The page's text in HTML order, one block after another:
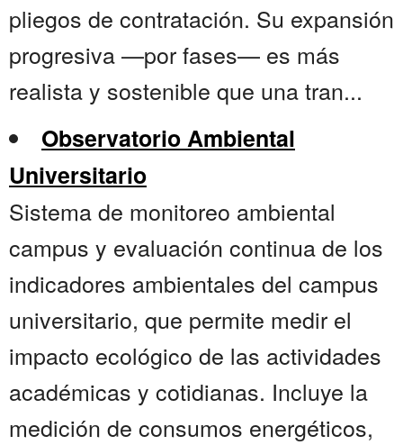
pliegos de contratación. Su expansión
progresiva —por fases— es más
realista y sostenible que una tran...
Observatorio Ambiental
Universitario
Sistema de monitoreo ambiental
campus y evaluación continua de los
indicadores ambientales del campus
universitario, que permite medir el
impacto ecológico de las actividades
académicas y cotidianas. Incluye la
medición de consumos energéticos,